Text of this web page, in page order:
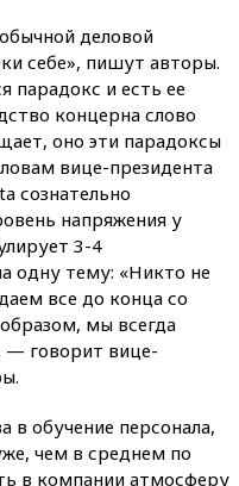
деловой
себе», пишут авторы.
парадокс и есть ее
концерна слово
оно эти парадоксы
вице-президента
сознательно
напряжения у
3-4
одну тему: «Никто не
все до конца со
мы всегда
— говорит вице-
в обучение персонала,
чем в среднем по
в компании атмосферу